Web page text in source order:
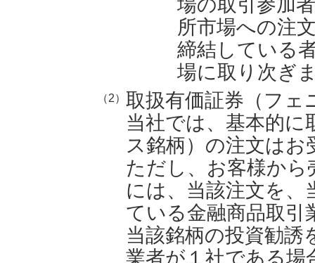
場の取引参加
所市場への注
締結している
場に取り次ぎ
（2） 取扱有価証券（フェ
当社では、基本的に
ス銘柄）の注文は
ただし、お客様か
には、当該注文を、
ている金融商品取引
当該銘柄の投資勧誘
業者が１社である場